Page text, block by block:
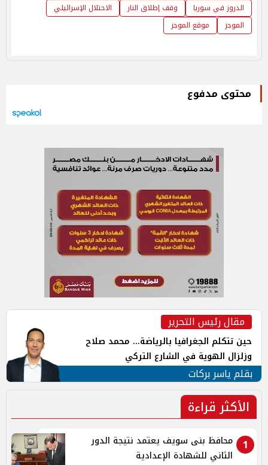
الدروز في سوريا
وقف إطلاق النار
الاحتلال الإسرائيلي
الموجز
موقع الموجز
محتوى مدفوع
مقال رئيس التحرير
حين تتكلم الجغرافيا بالرياضة... محمد صلاح
وزلزال الهوية في الشارع التركي
بقلم ياسر بركات
الأكثر قراءة
1
محافظ بنى سويف يعتمد نتيجة الدور
الثاني للشهادة الإعدادية